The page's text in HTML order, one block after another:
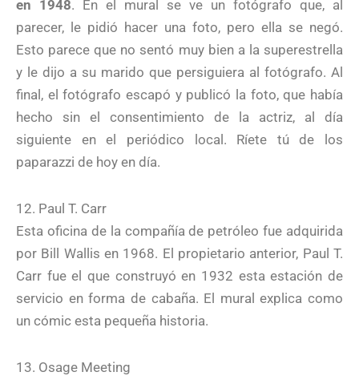
en 1948. En el mural se ve un fotógrafo que, al
parecer, le pidió hacer una foto, pero ella se negó.
Esto parece que no sentó muy bien a la superestrella
y le dijo a su marido que persiguiera al fotógrafo. Al
final, el fotógrafo escapó y publicó la foto, que había
hecho sin el consentimiento de la actriz, al día
siguiente en el periódico local. Ríete tú de los
paparazzi de hoy en día.
12. Paul T. Carr
Esta oficina de la compañía de petróleo fue adquirida
por Bill Wallis en 1968. El propietario anterior, Paul T.
Carr fue el que construyó en 1932 esta estación de
servicio en forma de cabaña. El mural explica como
un cómic esta pequeña historia.
13. Osage Meeting